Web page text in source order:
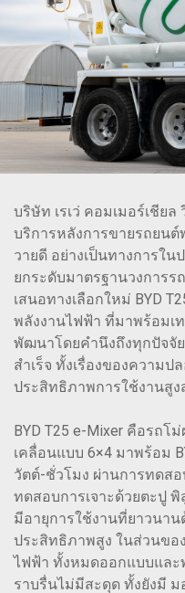
บริษัท เรเว่ คอมเมอร์เชีย
บริการหลังการขายรถยน
วายดี อย่างเป็นทางการใน
ยกระดับมาตรฐานวงการร
เสนอทางเลือกใหม่ BYD
พลังงานไฟฟ้า ที่มาพร้อมเ
พัฒนาโดยคำนึงถึงทุกปัจจั
สำเร็จ ทั้งเรื่องของความ
ประสิทธิภาพการใช้งานสูง
BYD T25 e-Mixer คือรถ
เคลื่อนแบบ 6×4 มาพร้อม
วัตต์-ชั่วโมง ผ่านการทดส
ทดสอบการเจาะด้วยตะปู
มีอายุการใช้งานที่ยาวนา
ประสิทธิภาพสูง ในส่วนขอ
ไฟฟ้า ทั้งหมดออกแบบและ
ราบรื่นไม่มีสะดุด ทั้งยังมี